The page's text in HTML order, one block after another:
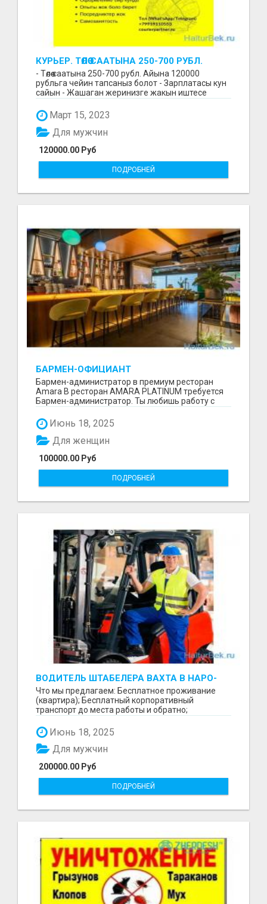
КУРЬЕР. ТӨЛӨӨ СААТЫНА 250-700 РУБЛ.
ЖУМУШ ГРАФИГИ СВОБОДНЫЙ. БЕЗ
ОПЫТА АЛАБЫЗ. ҮЙДҮН ЖАНЫНДА.
- Төлөө саатына 250-700 рубл. Айына 120000
рубльга чейин тапсаныз болот - Зарплатасы кун
сайын - Жашаган жеринизге жакын иштесе
Март 15, 2023
120000.00 Руб
Для мужчин
ПОДРОБНЕЙ
БАРМЕН-ОФИЦИАНТ
Бармен-администратор в премиум ресторан
Amara В ресторан AMARA PLATINUM требуется
Бармен-администратор. Ты любишь работу с
Июнь 18, 2025
100000.00 Руб
Для женщин
ПОДРОБНЕЙ
ВОДИТЕЛЬ ШТАБЕЛЕРА ВАХТА В НАРО-
ФОМИНСКЕ
Что мы предлагаем: Бесплатное проживание
(квартира); Бесплатный корпоративный
транспорт до места работы и обратно;
Июнь 18, 2025
200000.00 Руб
Для мужчин
ПОДРОБНЕЙ